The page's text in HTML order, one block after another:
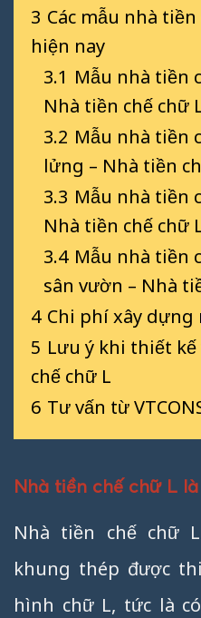
3 Các mẫu nhà
hiện nay
3.1 Mẫu nhà tiền
Nhà tiền chế chữ
3.2 Mẫu nhà tiền
lửng – Nhà tiền
3.3 Mẫu nhà tiền
Nhà tiền chế chữ
3.4 Mẫu nhà tiền
sân vườn – Nhà
4 Chi phí xây dựng
5 Lưu ý khi thiết
chế chữ L
6 Tư vấn từ
Nhà tiền chế chữ L là
Nhà tiền chế chữ
khung thép được
hình chữ L, tức là